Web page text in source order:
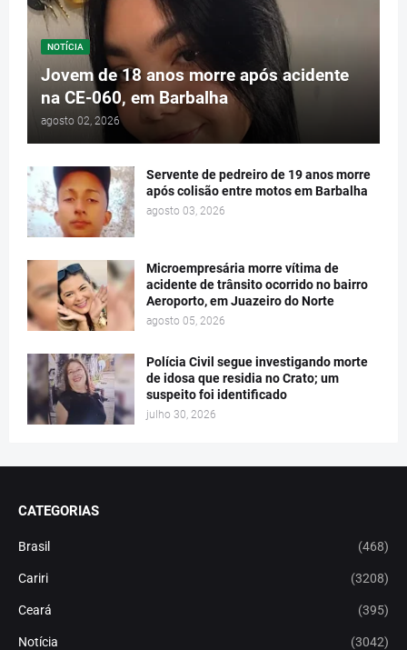
NOTÍCIA
Jovem de 18 anos morre após acidente
na CE-060, em Barbalha
agosto 02, 2026
Servente de pedreiro de 19 anos morre
após colisão entre motos em Barbalha
agosto 03, 2026
Microempresária morre vítima de
acidente de trânsito ocorrido no bairro
Aeroporto, em Juazeiro do Norte
agosto 05, 2026
Polícia Civil segue investigando morte
de idosa que residia no Crato; um
suspeito foi identificado
julho 30, 2026
CATEGORIAS
Brasil (468)
Cariri (3208)
Ceará (395)
Notícia (3042)